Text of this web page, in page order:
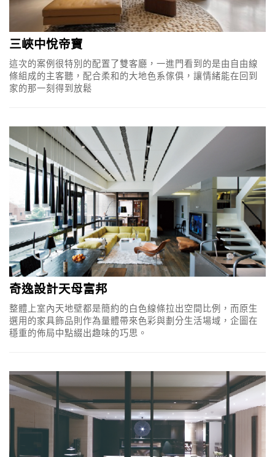
三峽中悅帝寶
這次的案例很特別的配置了雙客廳，一進門看到的是由自由線
條組成的主客聽，配合柔和的大地色系傢俱，讓情緒能在回到
家的那一刻得到放鬆
奇逸設計天母富邦
整體上室內天地壁都是簡約的白色線條拉出空間比例，而原生
選用的家具飾品則作為量體帶來色彩與劃分生活場域，企圖在
穩重的佈局中點綴出趣味的巧思。